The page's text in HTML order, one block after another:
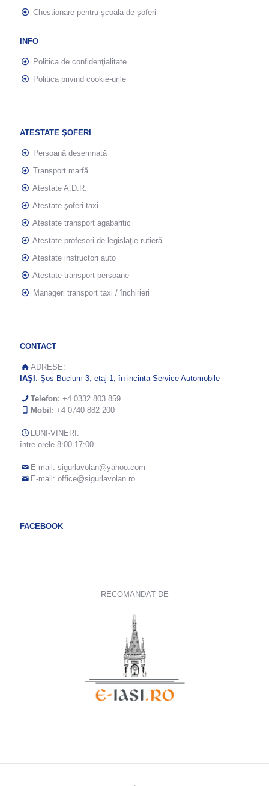
Chestionare pentru şcoala de şoferi
INFO
Politica de confidenţialitate
Politica privind cookie-urile
ATESTATE ŞOFERI
Persoană desemnată
Transport marfă
Atestate A.D.R.
Atestate şoferi taxi
Atestate transport agabaritic
Atestate profesori de legislaţie rutieră
Atestate instructori auto
Atestate transport persoane
Manageri transport taxi / închirieri
CONTACT
ADRESE:
IAŞI : Şos Bucium 3, etaj 1, în incinta Service Automobile
Telefon: +4 0332 803 859
Mobil: +4 0740 882 200
LUNI-VINERI:
între orele 8:00-17:00
E-mail:sigurlavolan@yahoo.com
E-mail:office@sigurlavolan.ro
FACEBOOK
RECOMANDAT DE